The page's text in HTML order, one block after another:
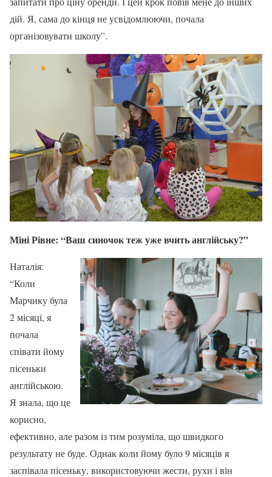
дій. Я, сама до кінця не усвідомлюючи, почала
організовувати школу”.
Міні Рівне: “Ваш синочок теж уже вчить англійську?”
Наталія:
“Коли
Марчику була
2 місяці, я
почала
співати йому
пісеньки
англійською.
Я знала, що це
корисно,
ефективно, але разом із тим розуміла, що швидкого
результату не буде. Однак коли йому було 9 місяців я
заспівала пісеньку, використовуючи жести, рухи і він